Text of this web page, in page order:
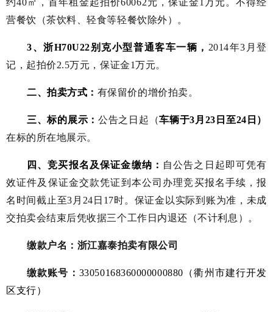
约40㎡，首年租金起拍价60062元，保证金1 万元。不得经
营餐饮（茶饮料、轻食等轻餐饮除外）。
3、浙H70U22别克小型普通客车一辆， 2014年3月登
记，起拍价2.5万元，保证金1万元。
二、拍卖方式： 有保留价的增价拍卖。
三、标的展示： 公告之日起（车辆于3 月 23 日至24 日）
在标的所在地展示。
四、竞买报名及保证金缴纳： 自公告之日起即可凭有
效证件及 保证金交款凭证到本公司办理竞买报名手续，报
名时间截止至3 月 24 日 17时。 保证金以实际到账为准，未成
交拍卖会结束后凭收据三个工作日内退还（不计利息）。
缴款户名：浙江嘉泰拍卖有限公司
缴款账号： 33050168360000000880 （衢州市建行开发
区支行）